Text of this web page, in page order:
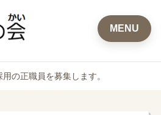
MENU
の正職員を募集します。